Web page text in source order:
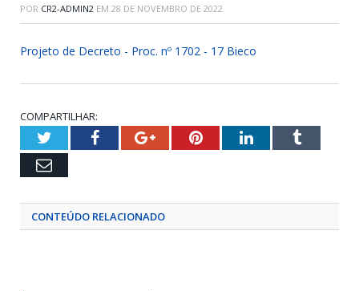
POR CR2-ADMIN2 EM 28 DE NOVEMBRO DE 2022
Projeto de Decreto - Proc. nº 1702 - 17 Bieco
COMPARTILHAR:
TwitterFacebookGoogle+PinterestLinkedInTumblr
Email
CONTEÚDO RELACIONADO